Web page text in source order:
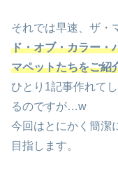
それでは早速、ザ・
ド・オブ・カラー・
マペットたちをご紹
ひとり1記事作れて
るのですが…w
今回はとにかく簡潔
目指します。